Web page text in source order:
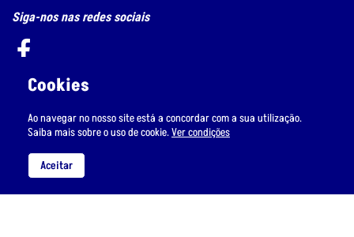
Siga-nos nas redes sociais
Subscreva a nossa newsletter
Cookies
Ao navegar no nosso site está a concordar com a sua utilização.
Saiba mais sobre o uso de cookie.Ver condições
Aceitar